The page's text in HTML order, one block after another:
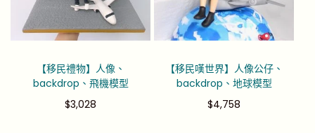
【移民禮物】人像、
backdrop、飛機模型
$3,028
【移民嘆世界】人像公仔、
backdrop、地球模型
$4,758